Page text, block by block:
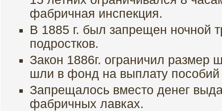
фабричная инспекция.
В 1885 г. был запрещен ночной
подростков.
Закон 1886г. ограничил размер
шли в фонд на выплату
Запрещалось вместо денег
фабричных лавках.